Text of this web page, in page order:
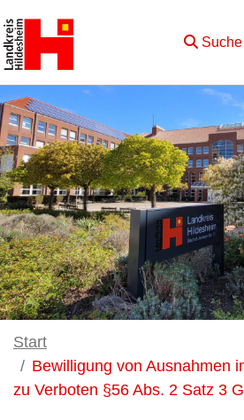
Zum Hauptinhalt springen
Suche
Start
Bewilligung von Ausnahmen
zu Verboten §56 Abs. 2 Satz 3